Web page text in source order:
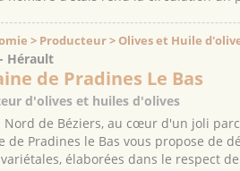
> Producteur > Olives et Huile
Hérault
de Pradines Le Bas
d'olives et huiles d'olives
Nord de Béziers, au cœur d'un joli
de Pradines le Bas vous propose de
élaborées dans le respect